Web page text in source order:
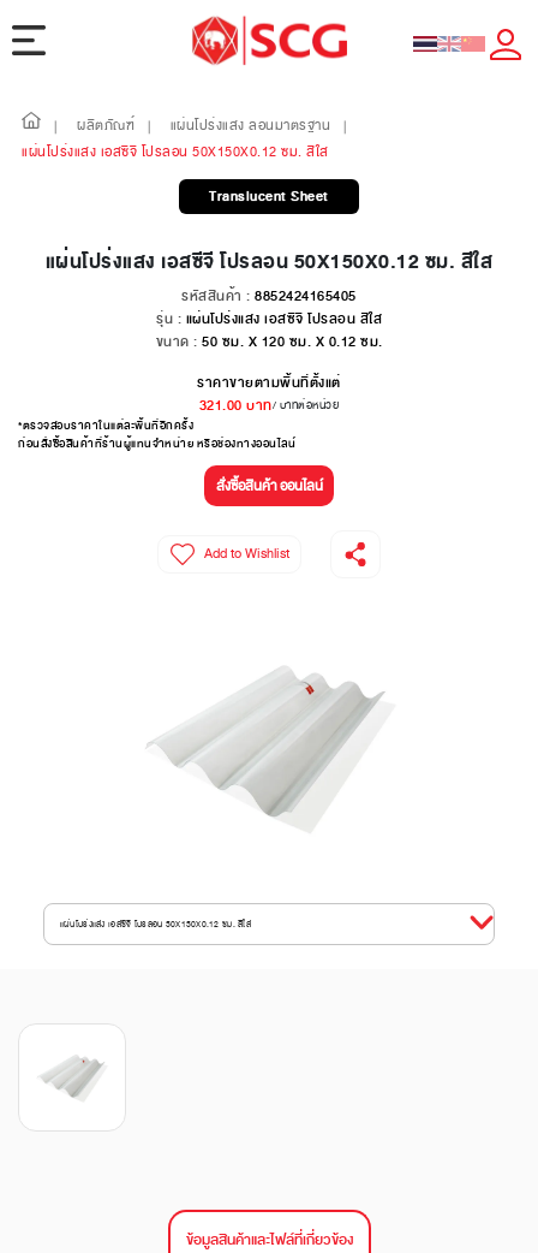
| ผลิตภัณฑ์ | แผ่นโปร่งแสง ลอนมาตรฐาน
|
แผ่นโปร่งแสง เอสซีจี โปรลอน 50X150X0.12 ซม. สีใส
Translucent Sheet
แผ่นโปร่งแสง เอสซีจี โปรลอน 50X150X0.12 ซม. สีใส
รหัสสินค้า : 8852424165405
รุ่น : แผ่นโปร่งแสง เอสซีจี โปรลอน สีใส
ขนาด : 50 ซม. X 120 ซม. X 0.12 ซม.
ราคาขายตามพื้นที่ตั้งแต่
321.00 บาท/ บาทต่อหน่วย
*ตรวจสอบราคาในแต่ละพื้นที่อีกครั้ง
ก่อนสั่งซื้อสินค้าที่ร้านผู้แทนจำหน่าย หรือช่องทางออนไลน์
สั่งซื้อสินค้า ออนไลน์
Add to Wishlist
แผ่นโปร่งแสง เอสซีจี โปรลอน 50X150X0.12 ซม. สีใส
ข้อมูลสินค้าและไฟล์ที่เกี่ยวข้อง